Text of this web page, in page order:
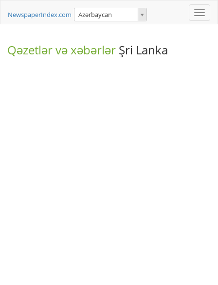
Toggle
NewspaperIndex.com Azərbaycan
Qəzetlər və xəbərlər Şri Lanka